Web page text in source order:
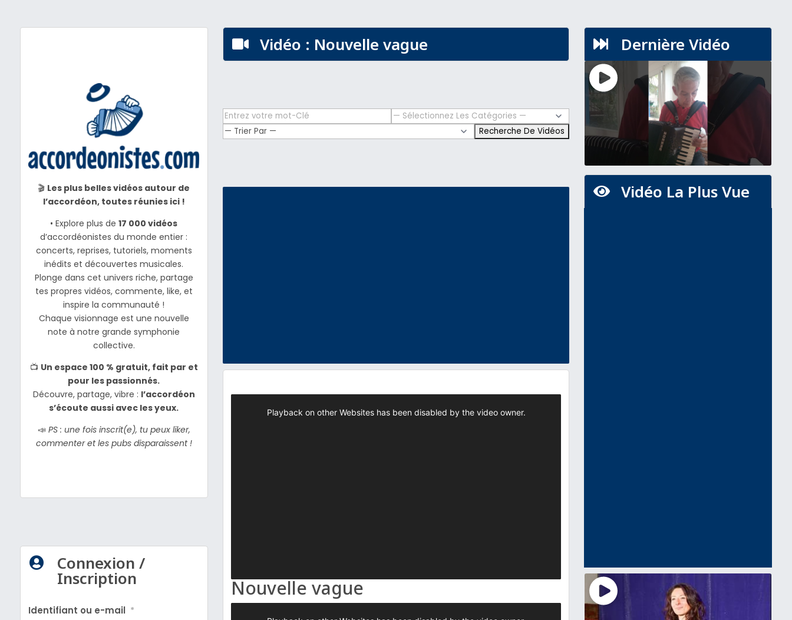
🎬 Les plus belles vidéos autour de
l’accordéon, toutes réunies ici !
• Explore plus de17 000 vidéos
d’accordéonistes du monde entier :
concerts, reprises, tutoriels, moments
inédits et découvertes musicales.
Plonge dans cet univers riche, partage
tes propres vidéos, commente, like, et
inspire la communauté !
Chaque visionnage est une nouvelle
note à notre grande symphonie
collective.
📺 Un espace 100 % gratuit, fait par et
pour les passionnés.
Découvre, partage, vibre : l’accordéon
s’écoute aussi avec les yeux.
📣 PS : une fois inscrit(e), tu peux liker,
commenter et les pubs disparaissent !
 Connexion /
Inscription
Identifiant ou e-mail *
 Vidéo : Nouvelle vague
Nouvelle vague
 Dernière Vidéo
 Vidéo La Plus Vue